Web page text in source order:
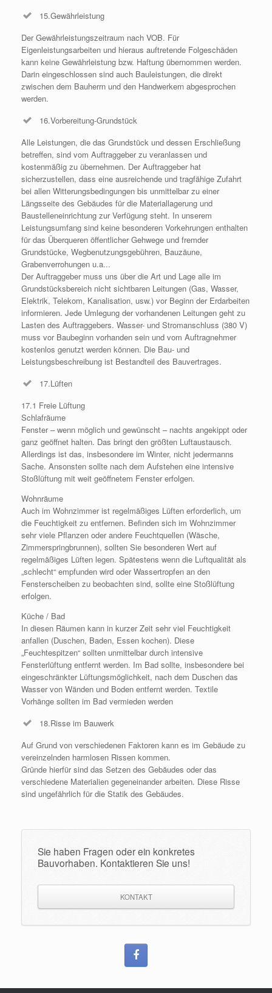
15.Gewährleistung
Der Gewährleistungszeitraum nach VOB. Für
Eigenleistungsarbeiten und hieraus auftretende Folgeschäden
kann keine Gewährleistung bzw. Haftung übernommen werden.
Darin eingeschlossen sind auch Bauleistungen, die direkt
zwischen dem Bauherrn und den Handwerkern abgesprochen
werden.
16.Vorbereitung-Grundstück
Alle Leistungen, die das Grundstück und dessen Erschließung
betreffen, sind vom Auftraggeber zu veranlassen und
kostenmäßig zu übernehmen. Der Auftraggeber hat
sicherzustellen, dass eine ausreichende und tragfähige Zufahrt
bei allen Witterungsbedingungen bis unmittelbar zu einer
Längsseite des Gebäudes für die Materiallagerung und
Baustelleneinrichtung zur Verfügung steht. In unserem
Leistungsumfang sind keine besonderen Vorkehrungen enthalten
für das Überqueren öffentlicher Gehwege und fremder
Grundstücke, Wegbenutzungsgebühren, Bauzäune,
Grabenverrohungen u.a...
Der Auftraggeber muss uns über die Art und Lage alle im
Grundstücksbereich nicht sichtbaren Leitungen (Gas, Wasser,
Elektrik, Telekom, Kanalisation, usw.) vor Beginn der Erdarbeiten
informieren. Jede Umlegung der vorhandenen Leitungen geht zu
Lasten des Auftraggebers. Wasser- und Stromanschluss (380 V)
muss vor Baubeginn vorhanden sein und vom Auftragnehmer
kostenlos genutzt werden können. Die Bau- und
Leistungsbeschreibung ist Bestandteil des Bauvertrages.
17.Lüften
17.1 Freie Lüftung
Schlafräume
Fenster – wenn möglich und gewünscht – nachts angekippt oder
ganz geöffnet halten. Das bringt den größten Luftaustausch.
Allerdings ist das, insbesondere im Winter, nicht jedermanns
Sache. Ansonsten sollte nach dem Aufstehen eine intensive
Stoßlüftung mit weit geöffnetem Fenster erfolgen.
Wohnräume
Auch im Wohnzimmer ist regelmäßiges Lüften erforderlich, um
die Feuchtigkeit zu entfernen. Befinden sich im Wohnzimmer
sehr viele Pflanzen oder andere Feuchtquellen (Wäsche,
Zimmerspringbrunnen), sollten Sie besonderen Wert auf
regelmäßiges Lüften legen. Spätestens wenn die Luftqualität als
„schlecht“ empfunden wird oder Wassertropfen an den
Fensterscheiben zu beobachten sind, sollte eine Stoßlüftung
erfolgen.
Küche / Bad
In diesen Räumen kann in kurzer Zeit sehr viel Feuchtigkeit
anfallen (Duschen, Baden, Essen kochen). Diese
„Feuchtespitzen“ sollten unmittelbar durch intensive
Fensterlüftung entfernt werden. Im Bad sollte, insbesondere bei
eingeschränkter Lüftungsmöglichkeit, nach dem Duschen das
Wasser von Wänden und Boden entfernt werden. Textile
Vorhänge sollten im Bad vermieden werden
18.Risse im Bauwerk
Auf Grund von verschiedenen Faktoren kann es im Gebäude zu
vereinzelnden harmlosen Rissen kommen.
Gründe hierfür sind das Setzen des Gebäudes oder das
verschiedene Materialien gegeneinander arbeiten. Diese Risse
sind ungefährlich für die Statik des Gebäudes.
Sie haben Fragen oder ein konkretes
Bauvorhaben. Kontaktieren Sie uns!
KONTAKT